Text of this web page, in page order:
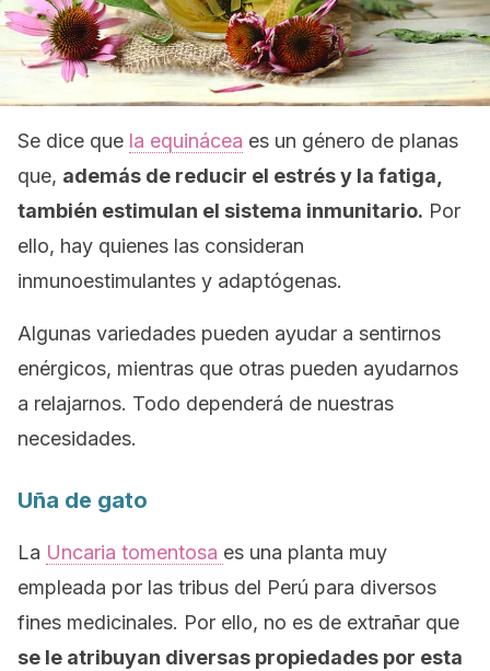
Se dice que la equinácea es un género de planas
que, además de reducir el estrés y la fatiga,
también estimulan el sistema inmunitario. Por
ello, hay quienes las consideran
inmunoestimulantes y adaptógenas.
Algunas variedades pueden ayudar a sentirnos
enérgicos, mientras que otras pueden ayudarnos
a relajarnos. Todo dependerá de nuestras
necesidades.
Uña de gato
La Uncaria tomentosa es una planta muy
empleada por las tribus del Perú para diversos
fines medicinales. Por ello, no es de extrañar que
se le atribuyan diversas propiedades por esta